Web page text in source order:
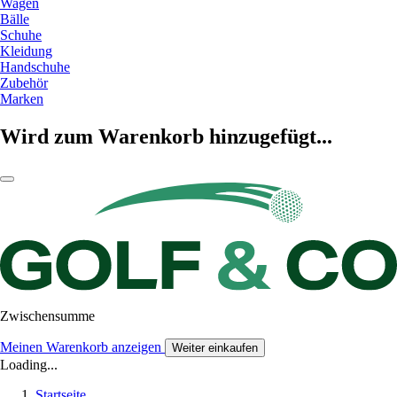
Wagen
Bälle
Schuhe
Kleidung
Handschuhe
Zubehör
Marken
Wird zum Warenkorb hinzugefügt...
Zwischensumme
Meinen Warenkorb anzeigen Weiter einkaufen
Loading...